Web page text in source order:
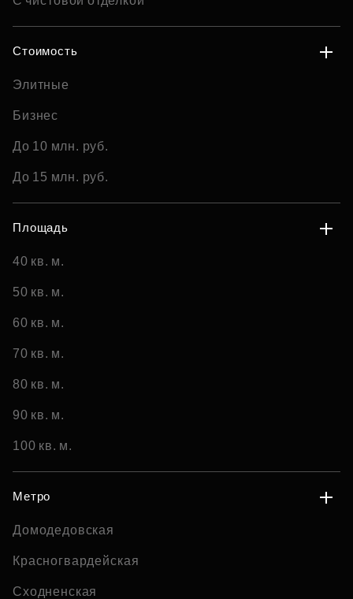
Стоимость
Элитные
Бизнес
До 10 млн. руб.
До 15 млн. руб.
Площадь
40 кв. м.
50 кв. м.
60 кв. м.
70 кв. м.
80 кв. м.
90 кв. м.
100 кв. м.
Метро
Домодедовская
Красногвардейская
Сходненская